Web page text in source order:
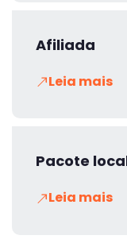
Afiliada
Leia mais
Pacote
Leia mais